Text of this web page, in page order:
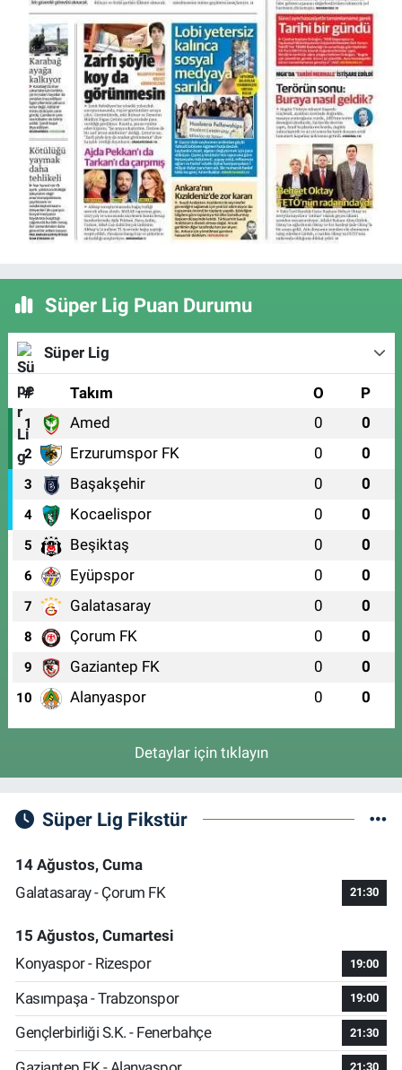
Süper Lig Puan Durumu
Süper Lig
# Takım O P
1 Amed 0 0
2 Erzurumspor FK 0 0
3 Başakşehir 0 0
4 Kocaelispor 0 0
5 Beşiktaş 0 0
6 Eyüpspor 0 0
7 Galatasaray 0 0
8 Çorum FK 0 0
9 Gaziantep FK 0 0
10 Alanyaspor 0 0
Detaylar için tıklayın
Süper Lig Fikstür
14 Ağustos, Cuma
Galatasaray - Çorum FK
21:30
15 Ağustos, Cumartesi
Konyaspor - Rizespor
19:00
Kasımpaşa - Trabzonspor 19:00
Gençlerbirliği S.K. - Fenerbahçe 21:30
21:30